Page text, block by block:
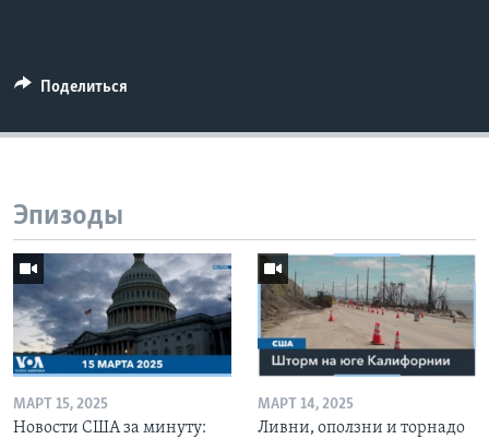
Поделиться
Эпизоды
МАРТ 15, 2025
Новости США за минуту:
МАРТ 14, 2025
Ливни, оползни и торнадо